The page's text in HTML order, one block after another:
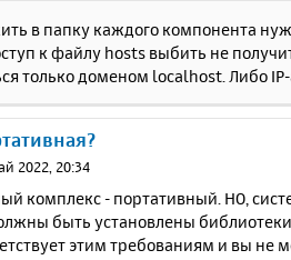
в папку каждого компонента
к файлу hosts выбить не
только доменом localhost. Либо
2022, 20:34
комплекс - портативный. НО,
быть установлены
этим требованиям и вы не